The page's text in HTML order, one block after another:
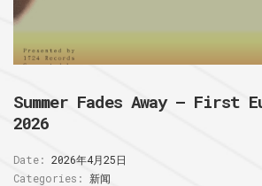
Summer Fades Away – First
2026
Date: 2026年4月25日
Categories:
新闻